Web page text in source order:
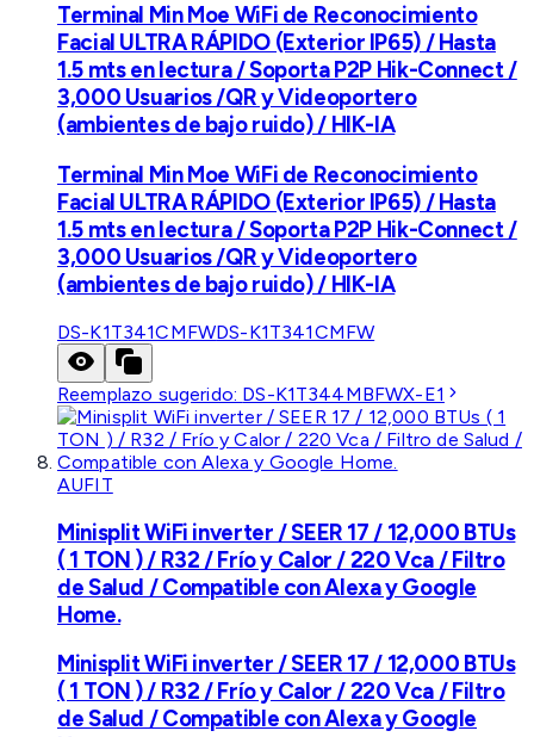
Terminal Min Moe WiFi de Reconocimiento
Facial ULTRA RÁPIDO (Exterior IP65) / Hasta
1.5 mts en lectura / Soporta P2P Hik-Connect /
3,000 Usuarios /QR y Videoportero
(ambientes de bajo ruido) / HIK-IA
Terminal Min Moe WiFi de Reconocimiento
Facial ULTRA RÁPIDO (Exterior IP65) / Hasta
1.5 mts en lectura / Soporta P2P Hik-Connect /
3,000 Usuarios /QR y Videoportero
(ambientes de bajo ruido) / HIK-IA
DS-K1T341CMFWDS-K1T341CMFW
Reemplazo sugerido: DS-K1T344MBFWX-E1
AUFIT
Minisplit WiFi inverter / SEER 17 / 12,000 BTUs
( 1 TON ) / R32 / Frío y Calor / 220 Vca / Filtro
de Salud / Compatible con Alexa y Google
Home.
Minisplit WiFi inverter / SEER 17 / 12,000 BTUs
( 1 TON ) / R32 / Frío y Calor / 220 Vca / Filtro
de Salud / Compatible con Alexa y Google